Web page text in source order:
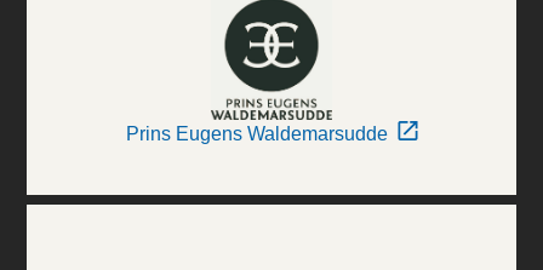
Prins Eugens Waldemarsudde